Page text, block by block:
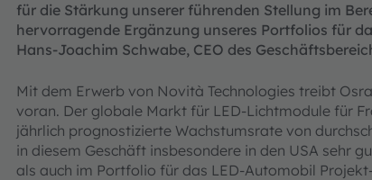
für die Stärkung unserer führenden Stellung im
hervorragende Ergänzung unseres Portfolios für
Hans-Joachim Schwabe, CEO des
Mit dem Erwerb von Novità Technologies treibt
voran. Der globale Markt für LED-Lichtmodule für
jährlich prognostizierte Wachstumsrate von
in diesem Geschäft insbesondere in den USA sehr
als auch im Portfolio für das LED-Automobil